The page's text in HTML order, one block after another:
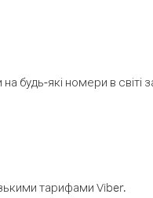
будь-які номери в світі
тарифами Viber.